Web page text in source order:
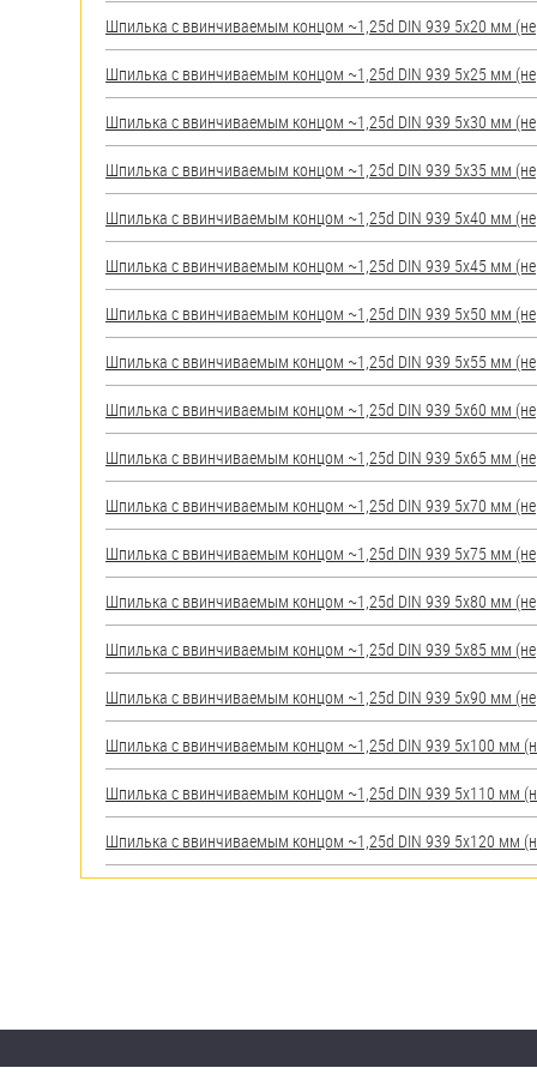
Пробки
Саморезы и шурупы
Стопорные кольца
Такелаж
Хомуты
Шайбы
Шпильки
Шплинты
Штифты и пальцы
Шпилька c ввинчиваемым концом ~1,25d DIN 939 5х20 мм
Шпилька c ввинчиваемым концом ~1,25d DIN 939 5х25 мм
Шпилька c ввинчиваемым концом ~1,25d DIN 939 5х30 мм
Шпилька c ввинчиваемым концом ~1,25d DIN 939 5х35 мм
Шпилька c ввинчиваемым концом ~1,25d DIN 939 5х40 мм
Шпилька c ввинчиваемым концом ~1,25d DIN 939 5х45 мм
Шпилька c ввинчиваемым концом ~1,25d DIN 939 5х50 мм
Шпилька c ввинчиваемым концом ~1,25d DIN 939 5х55 мм
Шпилька c ввинчиваемым концом ~1,25d DIN 939 5х60 мм
Шпилька c ввинчиваемым концом ~1,25d DIN 939 5х65 мм
Шпилька c ввинчиваемым концом ~1,25d DIN 939 5х70 мм
Шпилька c ввинчиваемым концом ~1,25d DIN 939 5х75 мм
Шпилька c ввинчиваемым концом ~1,25d DIN 939 5х80 мм
Шпилька c ввинчиваемым концом ~1,25d DIN 939 5х85 мм
Шпилька c ввинчиваемым концом ~1,25d DIN 939 5х90 мм
Шпилька c ввинчиваемым концом ~1,25d DIN 939 5х100 мм
Шпилька c ввинчиваемым концом ~1,25d DIN 939 5х110 мм
Шпилька c ввинчиваемым концом ~1,25d DIN 939 5х120 мм